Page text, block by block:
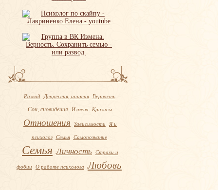
Развод Депрессия, апатия Верность
Сон, сновидения Измена Кризисы
Отношения Зависимости Я и
психолог Семья Самопознание
Семья Личность Страхи и
фобии О работе психолога Любовь